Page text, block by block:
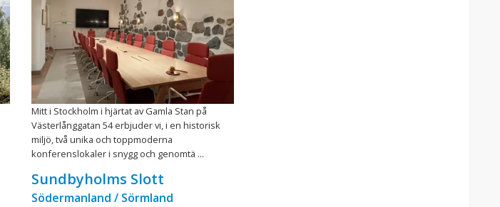
Mitt i Stockholm i hjärtat av Gamla Stan på
Västerlånggatan 54 erbjuder vi, i en historisk
miljö, två unika och toppmoderna
konferenslokaler i snygg och genomtä ...
Sundbyholms Slott
Södermanland / Sörmland